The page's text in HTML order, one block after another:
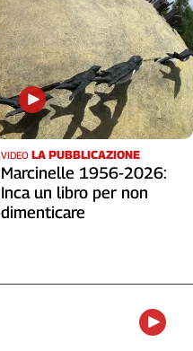
VIDEO LA PUBBLICAZIONE
Marcinelle 1956-2026:
Inca un libro per non
dimenticare